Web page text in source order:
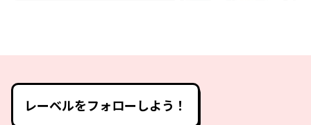
レーベルをフォローしよう！